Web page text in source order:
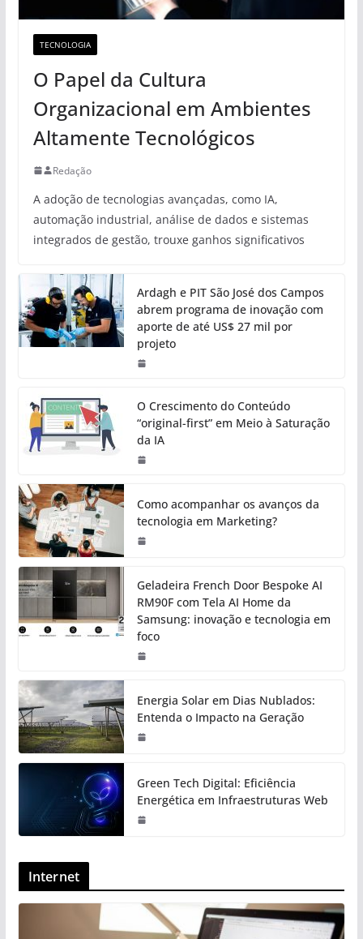
TECNOLOGIA
O Papel da Cultura
Organizacional em Ambientes
Altamente Tecnológicos
Redação
A adoção de tecnologias avançadas, como IA,
automação industrial, análise de dados e sistemas
integrados de gestão, trouxe ganhos significativos
Ardagh e PIT São José dos Campos
abrem programa de inovação com
aporte de até US$ 27 mil por
projeto
O Crescimento do Conteúdo
“original-first” em Meio à Saturação
da IA
Como acompanhar os avanços da
tecnologia em Marketing?
Geladeira French Door Bespoke AI
RM90F com Tela AI Home da
Samsung: inovação e tecnologia em
foco
Energia Solar em Dias Nublados:
Entenda o Impacto na Geração
Green Tech Digital: Eficiência
Energética em Infraestruturas Web
Internet